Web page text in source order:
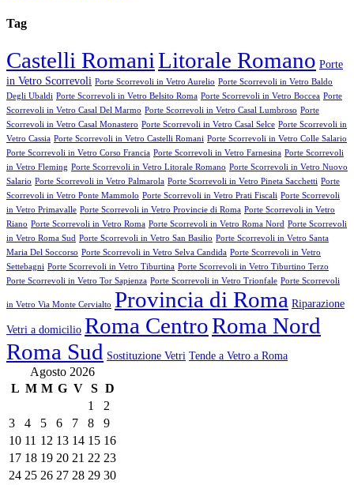
Tag
Castelli RomaniLitorale Romano Porte
in Vetro Scorrevoli Porte Scorrevoli in Vetro Aurelio Porte Scorrevoli in Vetro Baldo
Degli Ubaldi Porte Scorrevoli in Vetro Belsito Roma Porte Scorrevoli in Vetro Boccea Porte
Scorrevoli in Vetro Casal Del Marmo Porte Scorrevoli in Vetro Casal Lumbroso Porte
Scorrevoli in Vetro Casal Monastero Porte Scorrevoli in Vetro Casal Selce Porte Scorrevoli in
Vetro Cassia Porte Scorrevoli in Vetro Castelli Romani Porte Scorrevoli in Vetro Colle Salario
Porte Scorrevoli in Vetro Corso Francia Porte Scorrevoli in Vetro Farnesina Porte Scorrevoli
in Vetro Fleming Porte Scorrevoli in Vetro Litorale Romano Porte Scorrevoli in Vetro Nuovo
Salario Porte Scorrevoli in Vetro Palmarola Porte Scorrevoli in Vetro Pineta Sacchetti Porte
Scorrevoli in Vetro Ponte Mammolo Porte Scorrevoli in Vetro Prati Fiscali Porte Scorrevoli
in Vetro Primavalle Porte Scorrevoli in Vetro Provincie di Roma Porte Scorrevoli in Vetro
Riano Porte Scorrevoli in Vetro Roma Porte Scorrevoli in Vetro Roma Nord Porte Scorrevoli
in Vetro Roma Sud Porte Scorrevoli in Vetro San Basilio Porte Scorrevoli in Vetro Santa
Maria Del Soccorso Porte Scorrevoli in Vetro Selva Candida Porte Scorrevoli in Vetro
Settebagni Porte Scorrevoli in Vetro Tiburtina Porte Scorrevoli in Vetro Tiburtino Terzo
Porte Scorrevoli in Vetro Tor Sapienza Porte Scorrevoli in Vetro Trionfale Porte Scorrevoli
in Vetro Via Monte Cervialto Provincia di Roma Riparazione
Vetri a domicilio Roma CentroRoma Nord
Roma Sud Sostituzione Vetri Tende a Vetro a Roma
Agosto 2026
L M M G V S D
1
2
3
4 5 6 7 8
9
10 11 12 13 14 15 16
17 18 19 20 21 22 23
24 25 26 27 28 29 30